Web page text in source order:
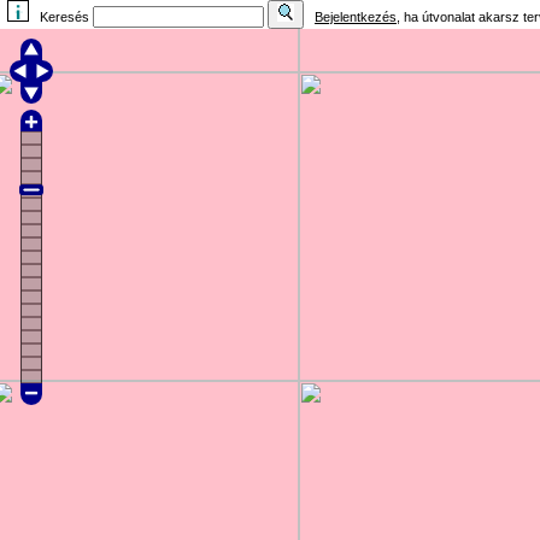
Keresés Bejelentkezés , ha útvonalat akarsz